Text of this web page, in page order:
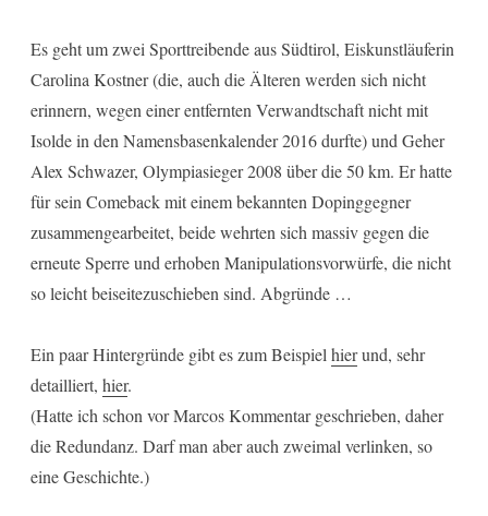
Es geht um zwei Sporttreibende aus Südtirol, Eiskunstläuferin
Carolina Kostner (die, auch die Älteren werden sich nicht
erinnern, wegen einer entfernten Verwandtschaft nicht mit
Isolde in den Namensbasenkalender 2016 durfte) und Geher
Alex Schwazer, Olympiasieger 2008 über die 50 km. Er hatte
für sein Comeback mit einem bekannten Dopinggegner
zusammengearbeitet, beide wehrten sich massiv gegen die
erneute Sperre und erhoben Manipulationsvorwürfe, die nicht
so leicht beiseitezuschieben sind. Abgründe …
Ein paar Hintergründe gibt es zum Beispiel hierund, sehr
detailliert, hier.
(Hatte ich schon vor Marcos Kommentar geschrieben, daher
die Redundanz. Darf man aber auch zweimal verlinken, so
eine Geschichte.)